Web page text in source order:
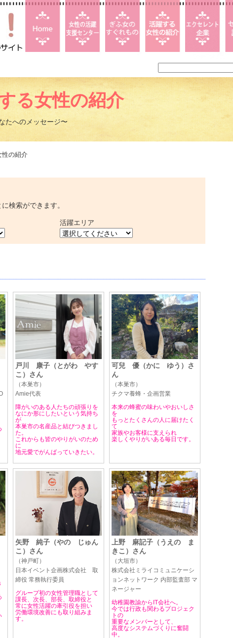
る女性の紹介
たへのメッセージ〜
性の紹介
検索ができます。
活躍エリア
戸川 康子（とがわ やす
こ）さん
（本巣市）
Amie代表
障がいのある人たちの頑張りを
なにか形にしたいという気持ち
が
本巣市の名産品と結びつきまし
た。
これからも皆のやりがいのため
に
地元愛でがんばっていきたい。
可兒 優（かに ゆう）さ
ん
（本巣市）
チクマ養蜂・企画営業
本来の蜂蜜の味わいやおいしさ
を
もっとたくさんの人に届けたく
て
家族やお客様に支えられ
楽しくやりがいある毎日です。
矢野 純子（やの じゅん
こ）さん
（神戸町）
日本イベント企画株式会社 取
締役 常務執行委員
グループ初の女性管理職として
課長、次長、部長、取締役と
常に女性活躍の牽引役を担い
労働環境改善にも取り組みま
す。
上野 麻記子（うえの ま
きこ）さん
（大垣市）
株式会社ミライコミュニケーシ
ョンネットワーク 内部監査部 マ
ネージャー
幼稚園教諭からIT会社へ。
今では行政も関わるプロジェク
トの
重要なメンバーとして、
高度なシステムづくりに奮闘
中。